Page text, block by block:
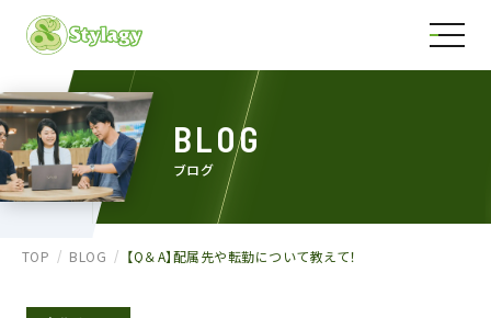
BLOG
ブログ
TOP BLOG 【Q＆A】配属先や転勤について教えて！